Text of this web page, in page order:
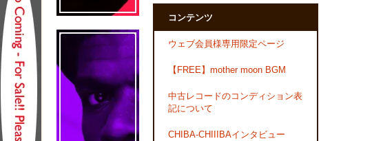
コンテンツ
ウェブ会員様専用限定ページ
【FREE】mother moon BGM
中古レコードのコンディション表
記について
CHIBA-CHIIIBAインタビュー